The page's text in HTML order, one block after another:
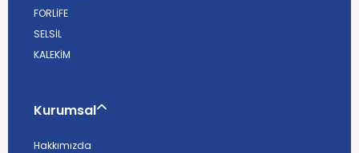
FORLİFE
SELSİL
KALEKİM
Kurumsal
Hakkımızda